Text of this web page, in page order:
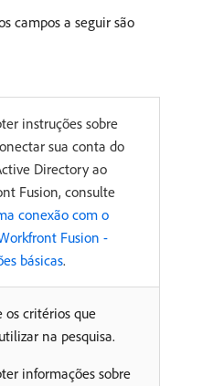
campos a seguir são
instruções sobre
sua conta do
Directory ao
Fusion, consulte
conexão com o
Fusion -
básicas.
os critérios que
na pesquisa.
informações sobre